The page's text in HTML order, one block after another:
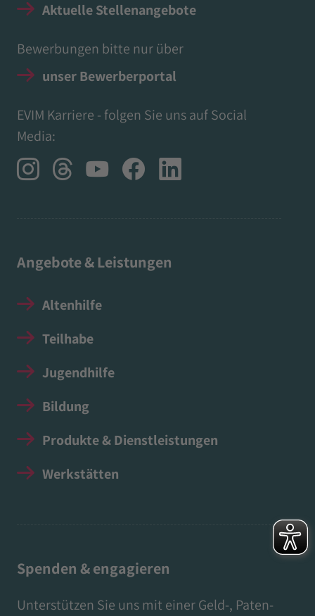
Aktuelle Stellenangebote
Bewerbungen bitte nur über
unser Bewerberportal
EVIM Karriere - folgen Sie uns auf Social
Media:
Angebote & Leistungen
Altenhilfe
Teilhabe
Jugendhilfe
Bildung
Produkte & Dienstleistungen
Werkstätten
Spenden & engagieren
Unterstützen Sie uns mit einer Geld-, Paten-